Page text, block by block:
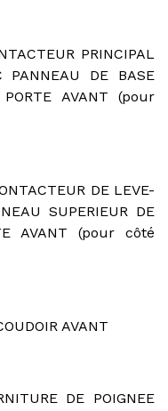
PRINCIPAL
PANNEAU DE BASE
PORTE AVANT (pour
DE LEVE-
SUPERIEUR DE
AVANT (pour côté
AVANT
DE POIGNEE